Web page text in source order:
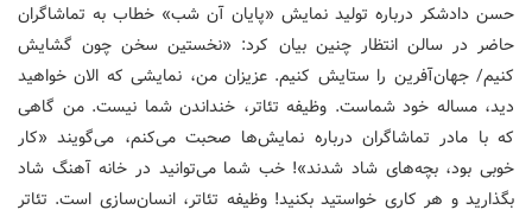
حسن دادشکر درباره تولید نمایش «پایان آن شب» خطاب به تماشاگران
حاضر در سالن انتظار چنین بیان کرد: «نخستین سخن چون گشایش
کنیم/ جهان‌آفرین را ستایش کنیم. عزیزان من، نمایشی که الان خواهید
دید، مساله خود شماست. وظیفه تئاتر، خنداندن شما نیست. من گاهی
که با مادر تماشاگران درباره نمایش‌ها صحبت می‌کنم، می‌گویند «کار
خوبی بود، بچه‌های شاد شدند»! خب شما می‌توانید در خانه آهنگ شاد
بگذارید و هر کاری خواستید بکنید! وظیفه تئاتر، انسان‌سازی است. تئاتر